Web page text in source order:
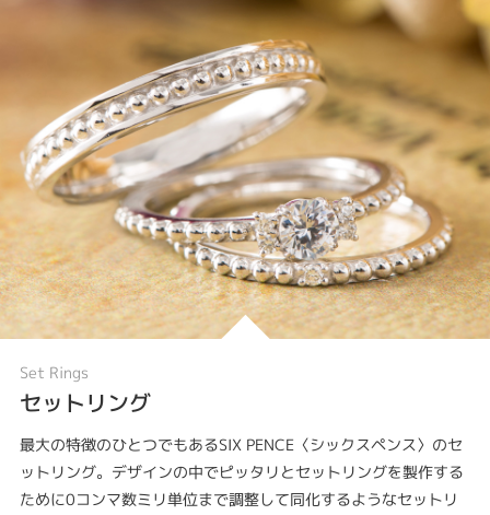
Set Rings
セットリング
最大の特徴のひとつでもあるSIX PENCE〈シックスペンス〉のセ
ットリング。デザインの中でピッタリとセットリングを製作する
ために0コンマ数ミリ単位まで調整して同化するようなセットリ